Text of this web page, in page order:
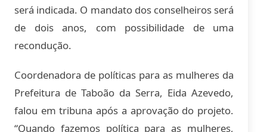
será indicada. O mandato dos conselheiros será
de dois anos, com possibilidade de uma
recondução.
Coordenadora de políticas para as mulheres da
Prefeitura de Taboão da Serra, Eida Azevedo,
falou em tribuna após a aprovação do projeto.
“Quando fazemos política para as mulheres,